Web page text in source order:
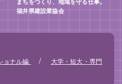
福井県建設業協会
ョナル編 /
大学・短大・専門